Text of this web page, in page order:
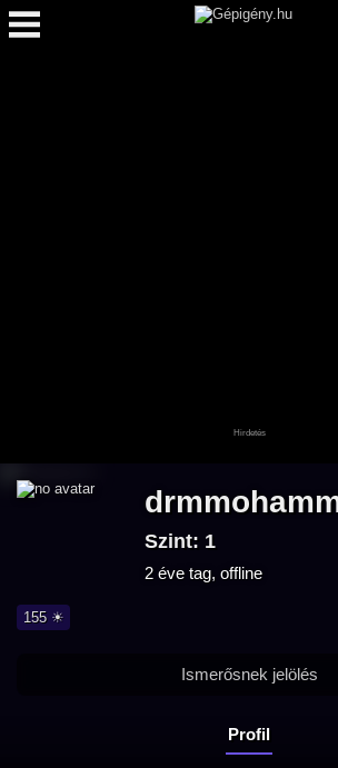
Szint: 1
2 éve tag, offline
155 ☀
Profil
Ismerősnek jelölés